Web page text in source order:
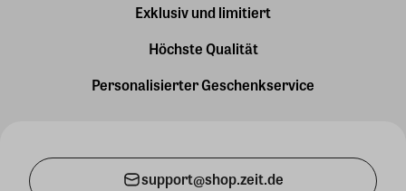
Exklusiv und limitiert
Höchste Qualität
Personalisierter Geschenkservice
support@shop.zeit.de